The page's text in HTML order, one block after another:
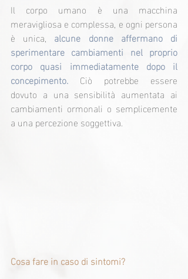
Il corpo umano è una macchina
meravigliosa e complessa, e ogni persona
è unica, alcune donne affermano di
sperimentare cambiamenti nel proprio
corpo quasi immediatamente dopo il
concepimento. Ciò potrebbe essere
dovuto a una sensibilità aumentata ai
cambiamenti ormonali o semplicemente
a una percezione soggettiva.
Cosa fare in caso di sintomi?